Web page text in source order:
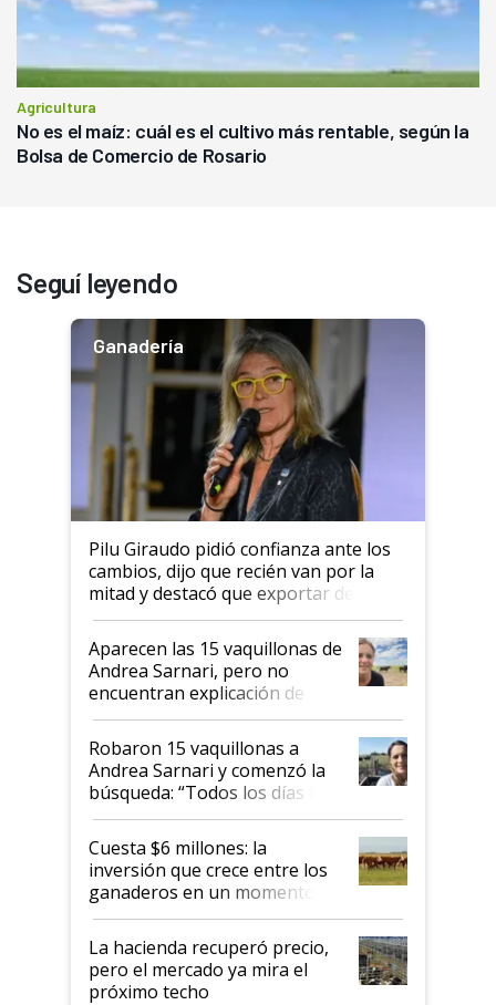
Agricultura
No es el maíz: cuál es el cultivo más rentable, según la
Bolsa de Comercio de Rosario
Seguí leyendo
Ganadería
Pilu Giraudo pidió confianza ante los
cambios, dijo que recién van por la
mitad y destacó que exportar dejó de
ser "para unos pocos": "Tenemos un
mandato muy claro del gobierno
nacional"
Aparecen las 15 vaquillonas de
Andrea Sarnari, pero no
encuentran explicación de
cómo llegaron allí
Robaron 15 vaquillonas a
Andrea Sarnari y comenzó la
búsqueda: “Todos los días le
toca a algún productor”
Cuesta $6 millones: la
inversión que crece entre los
ganaderos en un momento
histórico para la actividad
La hacienda recuperó precio,
pero el mercado ya mira el
próximo techo